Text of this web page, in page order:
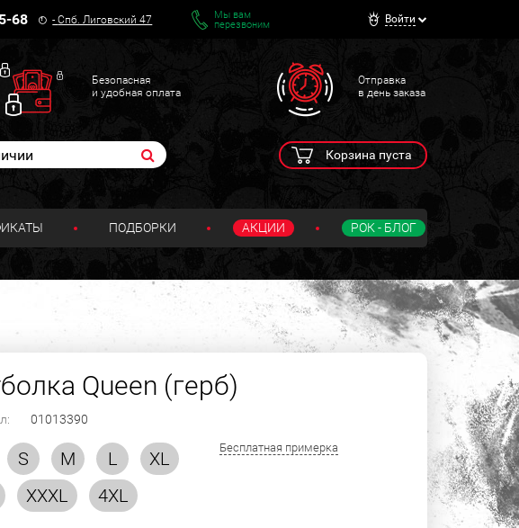
68 -Спб. Лиговский 47
Мы вам
перезвоним
Войти
Безопасная
и удобная оплата
Отправка
в день заказа
Корзина пуста
ПОДБОРКИ АКЦИИ РОК - БЛОГ
Queen (герб)
01013390
S M L
XL
XXXL 4XL
Бесплатная примерка